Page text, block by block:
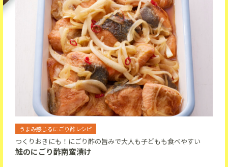
うまみ感じるにごり酢レシピ
つくりおきにも！にごり酢の旨みで大人も子どもも食べやすい
鮭のにごり酢南蛮漬け